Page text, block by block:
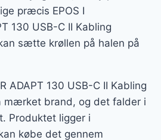
præcis EPOS I
130 USB-C II Kabling
sætte krøllen på halen på
ADAPT 130 USB-C II Kabling
mærket brand, og det falder i
Produktet ligger i
købe det gennem